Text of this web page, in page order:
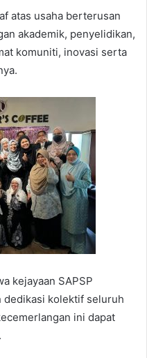
atas usaha berterusan
akademik, penyelidikan,
komuniti, inovasi serta
kejayaan SAPSP
dedikasi kolektif seluruh
ini dapat